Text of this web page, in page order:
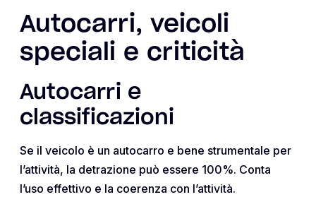
Autocarri, veicoli
speciali e criticità
Autocarri e
classificazioni
Se il veicolo è un autocarro e bene strumentale per
l’attività, la detrazione può essere 100%. Conta
l’uso effettivo e la coerenza con l’attività.